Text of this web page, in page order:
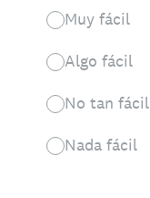
Muy fácil
Algo fácil
No tan fácil
Nada fácil